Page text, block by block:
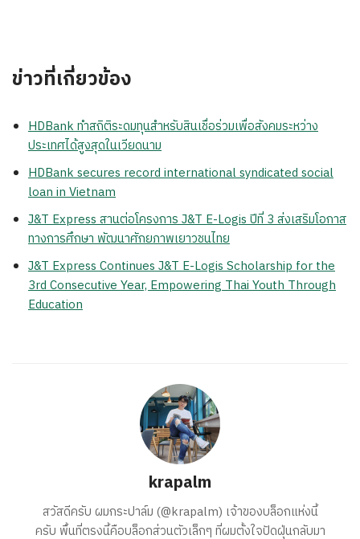
ข่าวที่เกี่ยวข้อง
HDBank ทำสถิติระดมทุนสำหรับสินเชื่อร่วมเพื่อสังคมระหว่าง
ประเทศได้สูงสุดในเวียดนาม
HDBank secures record international syndicated social
loan in Vietnam
J&T Express สานต่อโครงการ J&T E-Logis ปีที่ 3 ส่งเสริมโอกาส
ทางการศึกษา พัฒนาศักยภาพเยาวชนไทย
J&T Express Continues J&T E-Logis Scholarship for the
3rd Consecutive Year, Empowering Thai Youth Through
Education
krapalm
สวัสดีครับ ผมกระปาล์ม (@krapalm) เจ้าของบล็อกแห่งนี้
ครับ พื้นที่ตรงนี้คือบล็อกส่วนตัวเล็กๆ ที่ผมตั้งใจปัดฝุ่นกลับมา